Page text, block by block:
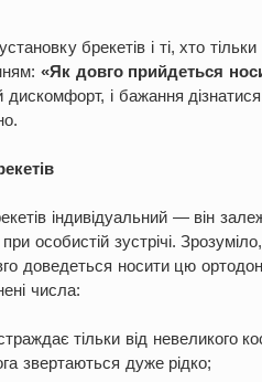
брекетів і ті, хто
«Як довго прийдеться
і бажання
індивідуальний — він
особистій зустрічі.
доведеться носити цю
числа:
тільки від невеликого
звертаються дуже рідко;